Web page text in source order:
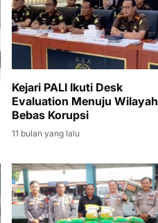
Kejari PALI Ikuti Desk
Evaluation Menuju Wilayah
Bebas Korupsi
11 bulan yang lalu